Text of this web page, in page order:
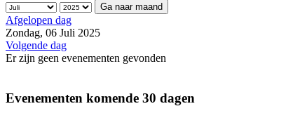
Ga naar maand
Afgelopen dag
Zondag, 06 Juli 2025
Volgende dag
Er zijn geen evenementen gevonden
Evenementen komende 30 dagen